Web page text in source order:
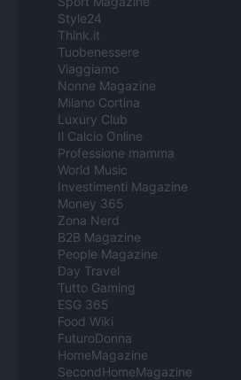
Style24
Think.it
Tuobenessere
Viaggiamo
Nonne Magazine
Milano Cortina
Luxury Club
Il Calcio Online
Professione mamma
World Music
Investimenti Magazine
Money 365
Zona Nerd
B2B Magazine
People Magazine
Day Travel
Tutto Gaming
ESG 365
Food Wiki
FuturoDonna
HomeMagazine
SecondHomeMagazine